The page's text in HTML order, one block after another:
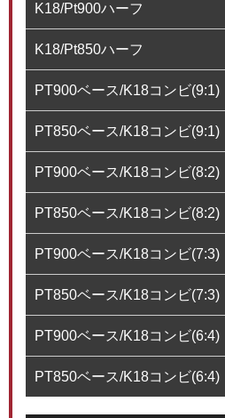
K18/Pt900ハーフ
K18/Pt850ハーフ
PT900ベース/K18コンビ(9:1)
PT850ベース/K18コンビ(9:1)
PT900ベース/K18コンビ(8:2)
PT850ベース/K18コンビ(8:2)
PT900ベース/K18コンビ(7:3)
PT850ベース/K18コンビ(7:3)
PT900ベース/K18コンビ(6:4)
PT850ベース/K18コンビ(6:4)